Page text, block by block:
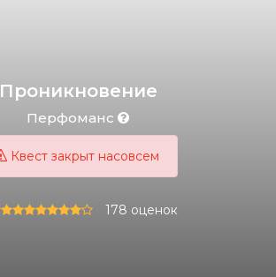
Проникновение
Перфоманс
Квест закрыт насовсем
178 оценок